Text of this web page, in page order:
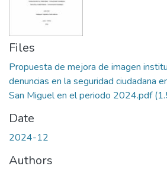
Files
Propuesta de mejora de imagen
denuncias en la seguridad ciudadana
San Miguel en el periodo 2024.pdf
Date
2024-12
Authors